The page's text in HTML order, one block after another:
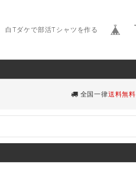
白Tダケで部活Tシャツを作る
全国一律送料無料